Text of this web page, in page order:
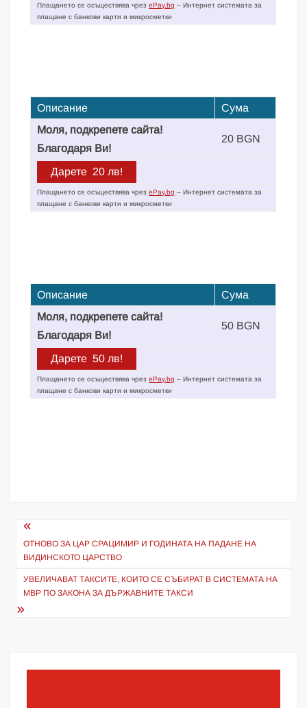
Плащането се осъществява чрезePay.bg – Интернет системата за
плащане с банкови карти и микросметки
Описание
Сума
Моля, подкрепете сайта!
Благодаря Ви!
20 BGN
Плащането се осъществява чрезePay.bg – Интернет системата за
плащане с банкови карти и микросметки
Описание
Сума
Моля, подкрепете сайта!
Благодаря Ви!
50 BGN
Плащането се осъществява чрезePay.bg – Интернет системата за
плащане с банкови карти и микросметки
Навигация
ОТНОВО ЗА ЦАР СРАЦИМИР И ГОДИНАТА НА ПАДАНЕ НА
ВИДИНСКОТО ЦАРСТВО
УВЕЛИЧАВАТ ТАКСИТЕ, КОИТО СЕ СЪБИРАТ В СИСТЕМАТА НА
МВР ПО ЗАКОНА ЗА ДЪРЖАВНИТЕ ТАКСИ